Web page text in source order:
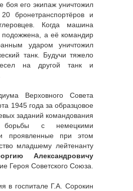
боя его экипаж уничтожил
бронетранспортёров и
Когда машина
а её командир
ударом уничтожил
танк. Будучи тяжело
на другой танк и
Верховного Совета
1945 года за образцовое
заданий командования
с немецкими
и проявленные при этом
младшему лейтенанту
Александровичу
Героя Советского Союза.
в госпитале Г.А. Сорокин